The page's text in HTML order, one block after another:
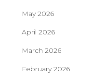
May 2026
April 2026
March 2026
February 2026